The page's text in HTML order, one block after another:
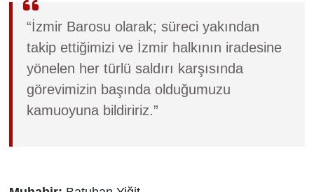
“İzmir Barosu olarak; süreci yakından
takip ettiğimizi ve İzmir halkının iradesine
yönelen her türlü saldırı karşısında
görevimizin başında olduğumuzu
kamuoyuna bildiririz.”